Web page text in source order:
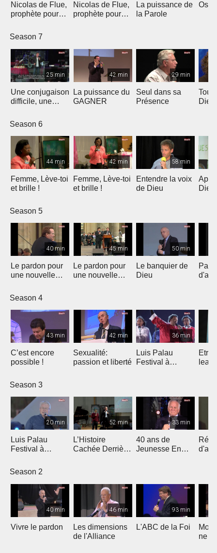
Nicolas de Flue,
prophète pour
Nicolas de Flue,
prophète pour
La puissance de
la Parole
Season 7
25 min
Une conjugaison
difficile, une
extraordinaire
42 min
La puissance du
GAGNER
29 min
Seul dans sa
Présence
Dieu
Season 6
44 min
Femme, Lève-toi
et brille !
42 min
Femme, Lève-toi
et brille !
58 min
Entendre la voix
de Dieu
Dieu
Season 5
40 min
Le pardon pour
une nouvelle
45 min
Le pardon pour
une nouvelle
50 min
Le banquier de
Dieu
Season 4
43 min
C’est encore
possible !
42 min
Sexualité:
passion et liberté
36 min
Luis Palau
Festival à
Etre
Season 3
20 min
Luis Palau
Festival à
52 min
L’Histoire
Cachée Derrière
33 min
40 ans de
Jeunesse En
Season 2
40 min
Vivre le pardon
46 min
Les dimensions
de l'Alliance
93 min
L'ABC de la Foi
Moi
ne